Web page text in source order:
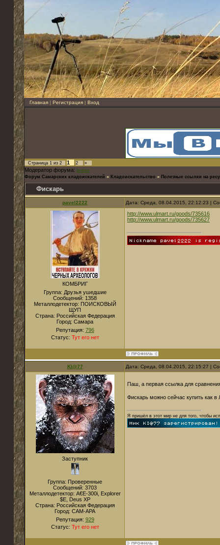
Главная | Регистрация | Вход
Страница 1 из 2 1 2 »
Модератор форума: bratan
Форум Самарских кладоискателей » Кладоискательство » Полезные ссылки на
Фискарь
pavel2222 Дата: Среда, 08.04.2015, 22:12:23 |
КОМБРИГ
Группа: Друзья ушедшие
Сообщений: 1358
Металлодетектор: ПОИСКОВЫЙ
ЩУП
Страна: Российская Федерация
Город: Cамара
Репутация: 796
Статус: Тут его нет
http://www.ulmart.ru/goods/735616
http://www.ulmart.ru/goods/735627
KI@77 Дата: Среда, 08.04.2015, 22:15:27 |
Заступник
Группа: Проверенные
Сообщений: 3703
Металлодетектор: A€E-300i, Explorer
$E, Deus XP
Страна: Российская Федерация
Город: САМ-АРА
Репутация: 929
Статус: Тут его нет
Паш, а первая ссылка для
Фискарь можно сейчас купить как
Я пришёл в этот мир не для того, чтобы